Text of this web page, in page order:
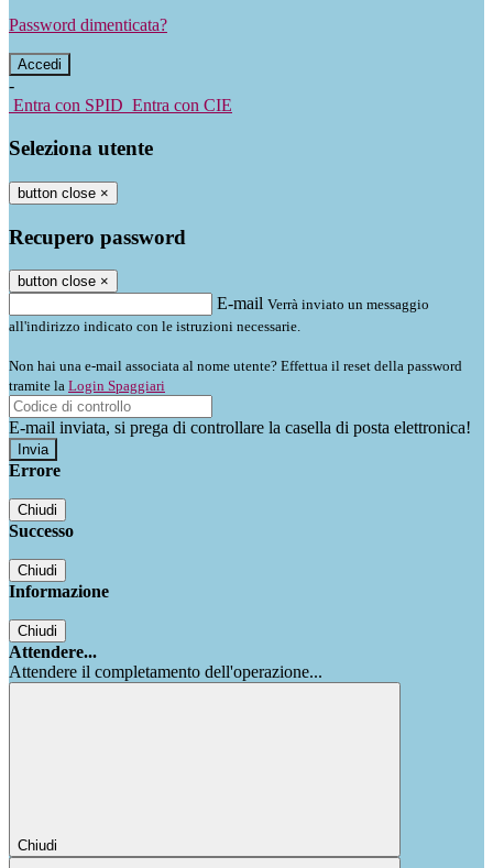
Password dimenticata?
-
Entra con SPID Entra con CIE
Seleziona utente
button close ×
Recupero password
button close ×
E-mail Verrà inviato un messaggio
all'indirizzo indicato con le istruzioni necessarie.
Non hai una e-mail associata al nome utente? Effettua il reset della password
tramite la Login Spaggiari
E-mail inviata, si prega di controllare la casella di posta elettronica!
Errore
Chiudi
Successo
Chiudi
Informazione
Chiudi
Attendere...
Attendere il completamento dell'operazione...
Chiudi